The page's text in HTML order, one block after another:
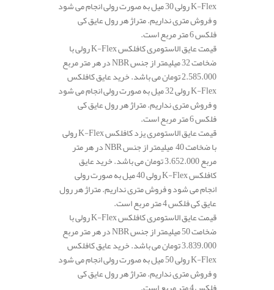
K-Flex رولی 30 میل به صورت رولی انجام می شود
و فروش متری نداریم. متراژ هر رول عایق کی
فلکس 6 متر مربع است.
قیمت عایق الاستومری کافلکس K-Flex رولی با
ضخامت 32 میلیمتر از جنس NBR در هر متر مربع
2.585.000 تومان می باشد. خرید عایق کافلکس
K-Flex رولی 32 میل به صورت رولی انجام می شود
و فروش متری نداریم. متراژ هر رول عایق کی
فلکس 6 متر مربع است.
قیمت عایق الاستومری یزد کافلکس K-Flex رولی
با ضخامت 40 میلیمتر از جنس NBR در هر متر
مربع 3.652.000 تومان می باشد. خرید عایق
کافلکس K-Flex رولی 40 میل به صورت رولی
انجام می شود و فروش متری نداریم. متراژ هر رول
عایق کی فلکس 4 متر مربع است.
قیمت عایق الاستومری کافلکس K-Flex رولی با
ضخامت 50 میلیمتر از جنس NBR در هر متر مربع
3.839.000 تومان می باشد. خرید عایق کافلکس
K-Flex رولی 50 میل به صورت رولی انجام می شود
و فروش متری نداریم. متراژ هر رول عایق کی